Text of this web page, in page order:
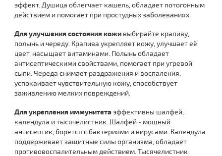
эффект. Душица облегчает кашель, обладает потогонным
действием и помогает при простудных заболеваниях.
Для улучшения состояния кожи выбирайте крапиву,
полынь и череду. Крапива укрепляет кожу, улучшает её
цвет, насыщает витаминами. Полынь обладает
антисептическими свойствами, помогает при угревой
сыпи. Череда снимает раздражения и воспаления,
успокаивает чувствительную кожу, способствует
заживлению мелких повреждений.
Для укрепления иммунитетаэффективны шалфей,
календула и тысячелистник. Шалфей - мощный
антисептик, борется с бактериями и вирусами. Календула
поддерживает защитные силы организма, обладает
противовоспалительным действием. Тысячелистник